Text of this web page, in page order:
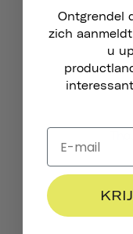
Ontgrendel
zich
u